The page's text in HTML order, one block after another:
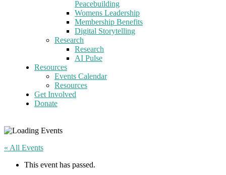
Peacebuilding
Womens Leadership
Membership Benefits
Digital Storytelling
Research
Research
AI Pulse
Resources
Events Calendar
Resources
Get Involved
Donate
« All Events
This event has passed.